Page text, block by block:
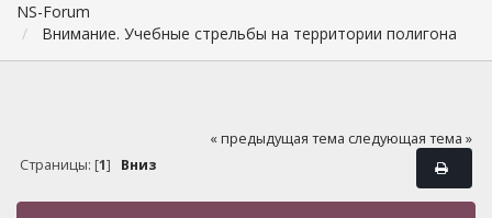
NS-Forum
Внимание. Учебные стрельбы на территории полигона
« предыдущая тема следующая тема »
Страницы: [1] Вниз